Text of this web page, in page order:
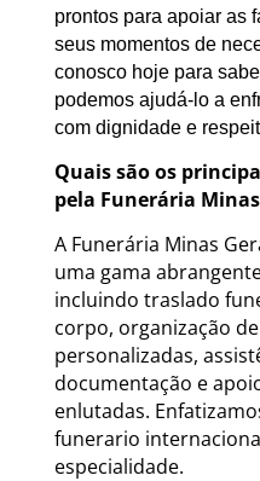
prontos para apoiar as
seus momentos de
conosco hoje para
podemos ajudá-lo a
com dignidade e
Quais são os
pela Funerária
A Funerária Minas
uma gama
incluindo traslado
corpo, organização
personalizadas,
documentação e
enlutadas.
funerario
especialidade.